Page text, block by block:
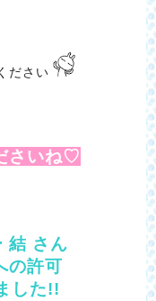
ださい
さいね♡
結 さん
の許可
した!!